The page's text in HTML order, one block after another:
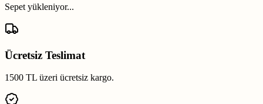
Sepet yükleniyor...
Ücretsiz Teslimat
1500 TL üzeri ücretsiz kargo.